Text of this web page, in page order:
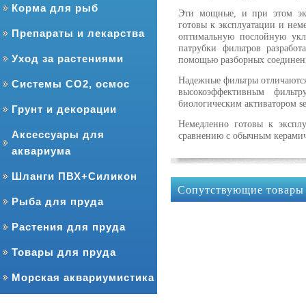
Корма для рыб
Препараты и лекарства
Уход за растениями
Системы CO2, осмос
Грунт и декорации
Аксессуары для
аквариума
Шланги ПВХ+Силикон
Рыба для пруда
Растения для пруда
Товары для пруда
Морская аквариумистика
Эти мощные, и при этом
готовы к эксплуатации и
оптимальную послойную
патрубки фильтров
помощью разборных
Надежные фильтры
высокоэффективным
биологическим активатором
Немедленно готовы к
сравнению с обычным
Сопутствующие товары